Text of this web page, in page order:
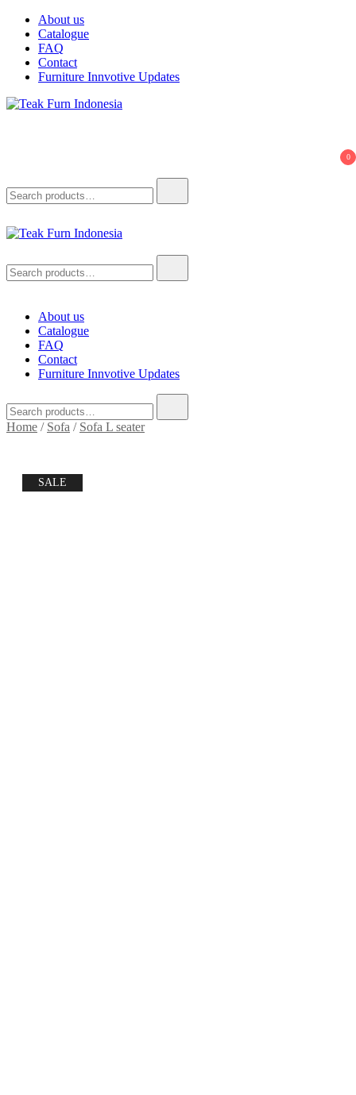
Skip
content
About us
Catalogue
FAQ
Contact
Furniture Innvotive Updates
0
for:
for:
About us
Catalogue
FAQ
Contact
Furniture Innvotive Updates
for:
Home / Sofa / Sofa L seater
SALE